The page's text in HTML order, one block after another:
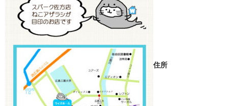
住所